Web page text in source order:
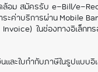
ดล้อม สมัครรับ e-Bill/e-
ะค่าบริการผ่าน Mobile
ในช่องทางอิเล็กท
ใบกำกับภาษีในรูปแบบอิ